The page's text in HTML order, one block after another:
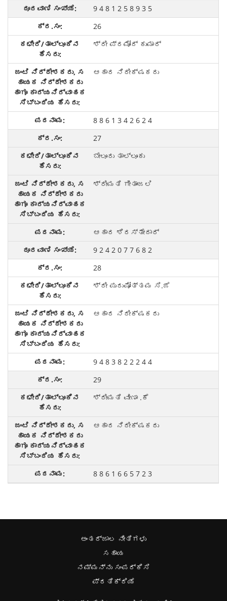
9 4 8 1 2 5 8 9 3 5
26
ಶ್ರೀ ಪ್ರಮೋದ್ ಕುಮಾರ್
ಆಹಾರ ನಿರೀಕ್ಷಕರು
8 8 6 1 3 4 2 6 2 4
27
ಬೇಲೂರು ತಾಲ್ಲೂಕು
ಶ್ರೀಮತಿ ಗೀತಾಂಜಲಿ
ಆಹಾರ ಶಿರಸ್ತೇದಾರ್
9 2 4 2 0 7 7 6 8 2
28
ಶ್ರೀ ಪುರುಷೋತ್ತಮ ಸಿ.ಜೆ
ಆಹಾರ ನಿರೀಕ್ಷಕರು
9 4 8 3 8 2 2 2 4 4
29
ಶ್ರೀಮತಿ ವೀಣಾ .ಕೆ
ಆಹಾರ ನಿರೀಕ್ಷಕರು
8 8 6 1 6 6 5 7 2 3
ಅಂತರ್ಜಾಲ ನೀತಿಗಳು
ಸಹಾಯ
ನಮ್ಮನ್ನು ಸಂಪರ್ಕಿಸಿ
ಪ್ರತಿಕ್ರಿಯೆ